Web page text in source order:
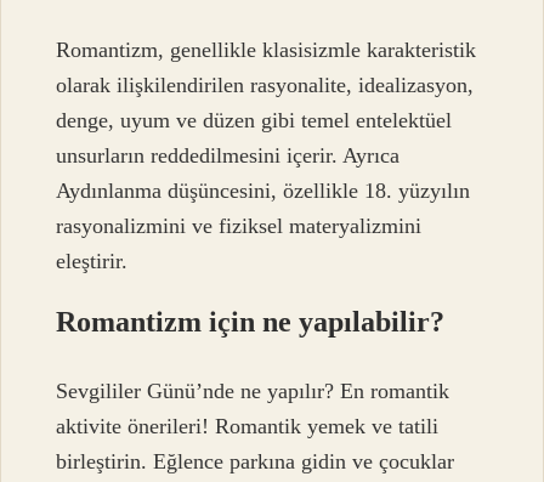
Romantizm, genellikle klasisizmle karakteristik
olarak ilişkilendirilen rasyonalite, idealizasyon,
denge, uyum ve düzen gibi temel entelektüel
unsurların reddedilmesini içerir. Ayrıca
Aydınlanma düşüncesini, özellikle 18. yüzyılın
rasyonalizmini ve fiziksel materyalizmini
eleştirir.
Romantizm için ne yapılabilir?
Sevgililer Günü’nde ne yapılır? En romantik
aktivite önerileri! Romantik yemek ve tatili
birleştirin. Eğlence parkına gidin ve çocuklar